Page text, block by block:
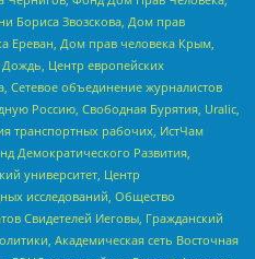
Бориса Звозскова, Дом прав
Ереван, Дом прав человека Крым,
Дождь, Центр европейских
Сетевое объединение журналистов
Россию, Свободная Бурятия, Uralic,
транспортных рабочих, ИстЧам
Демократического Развития,
университет, Центр
исследований, Общество
Свидетелей Иеговы, Гражданский
Академическая сеть Восточная